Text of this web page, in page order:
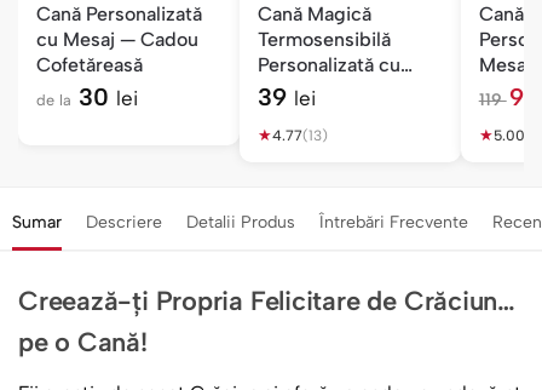
Cană Personalizată
cu Mesaj — Cadou
Cofetăreasă
de la 30 lei
Cană Magică
Termosensibilă
Personalizată cu
Poză
39 lei
★4.77(13)
Cană
Mesaj
—
119
e
★5.00
Sumar Descriere Detalii Produs Întrebări Frecvente
Creează-ți Propria Felicitare de Crăciun…
pe o Cană!